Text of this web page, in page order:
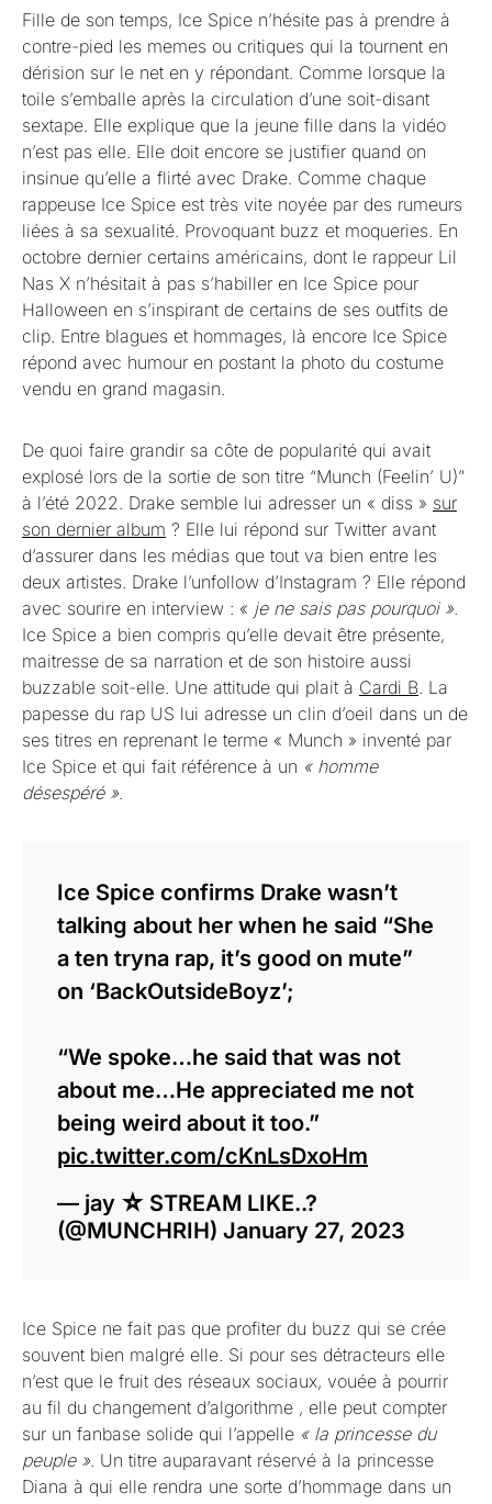
Fille de son temps, Ice Spice n’hésite pas à prendre à
contre-pied les memes ou critiques qui la tournent en
dérision sur le net en y répondant. Comme lorsque la
toile s’emballe après la circulation d’une soit-disant
sextape. Elle explique que la jeune fille dans la vidéo
n’est pas elle. Elle doit encore se justifier quand on
insinue qu’elle a flirté avec Drake. Comme chaque
rappeuse Ice Spice est très vite noyée par des rumeurs
liées à sa sexualité. Provoquant buzz et moqueries. En
octobre dernier certains américains, dont le rappeur Lil
Nas X n’hésitait à pas s’habiller en Ice Spice pour
Halloween en s’inspirant de certains de ses outfits de
clip. Entre blagues et hommages, là encore Ice Spice
répond avec humour en postant la photo du costume
vendu en grand magasin.
De quoi faire grandir sa côte de popularité qui avait
explosé lors de la sortie de son titre “Munch (Feelin’ U)”
à l’été 2022. Drake semble lui adresser un « diss » sur
son dernier album ? Elle lui répond sur Twitter avant
d’assurer dans les médias que tout va bien entre les
deux artistes. Drake l’unfollow d’Instagram ? Elle répond
avec sourire en interview : « je ne sais pas pourquoi »
Ice Spice a bien compris qu’elle devait être présente,
maitresse de sa narration et de son histoire aussi
buzzable soit-elle. Une attitude qui plait à Cardi B . La
papesse du rap US lui adresse un clin d’oeil dans un de
ses titres en reprenant le terme « Munch » inventé par
Ice Spice et qui fait référence à un « homme
désespéré »
Ice Spice confirms Drake wasn’t
talking about her when he said “She
a ten tryna rap, it’s good on mute”
on ‘BackOutsideBoyz’;
“We spoke…he said that was not
about me…He appreciated me not
being weird about it too.”
pic.twitter.com/cKnLsDxoHm
— jay ☆ STREAM LIKE..?
(@MUNCHRIH) January 27, 2023
Ice Spice ne fait pas que profiter du buzz qui se crée
souvent bien malgré elle. Si pour ses détracteurs elle
n’est que le fruit des réseaux sociaux, vouée à pourrir
au fil du changement d’algorithme , elle peut compter
sur un fanbase solide qui l’appelle « la princesse du
peuple » . Un titre auparavant réservé à la princesse
Diana à qui elle rendra une sorte d’hommage dans un